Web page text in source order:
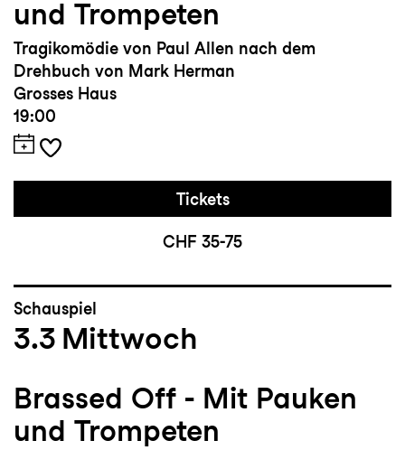
und Trompeten
Tragikomödie von Paul Allen nach dem
Drehbuch von Mark Herman
Grosses Haus
19:00
Tickets
CHF 35-75
Schauspiel
3.3 Mittwoch
Brassed Off - Mit Pauken
und Trompeten